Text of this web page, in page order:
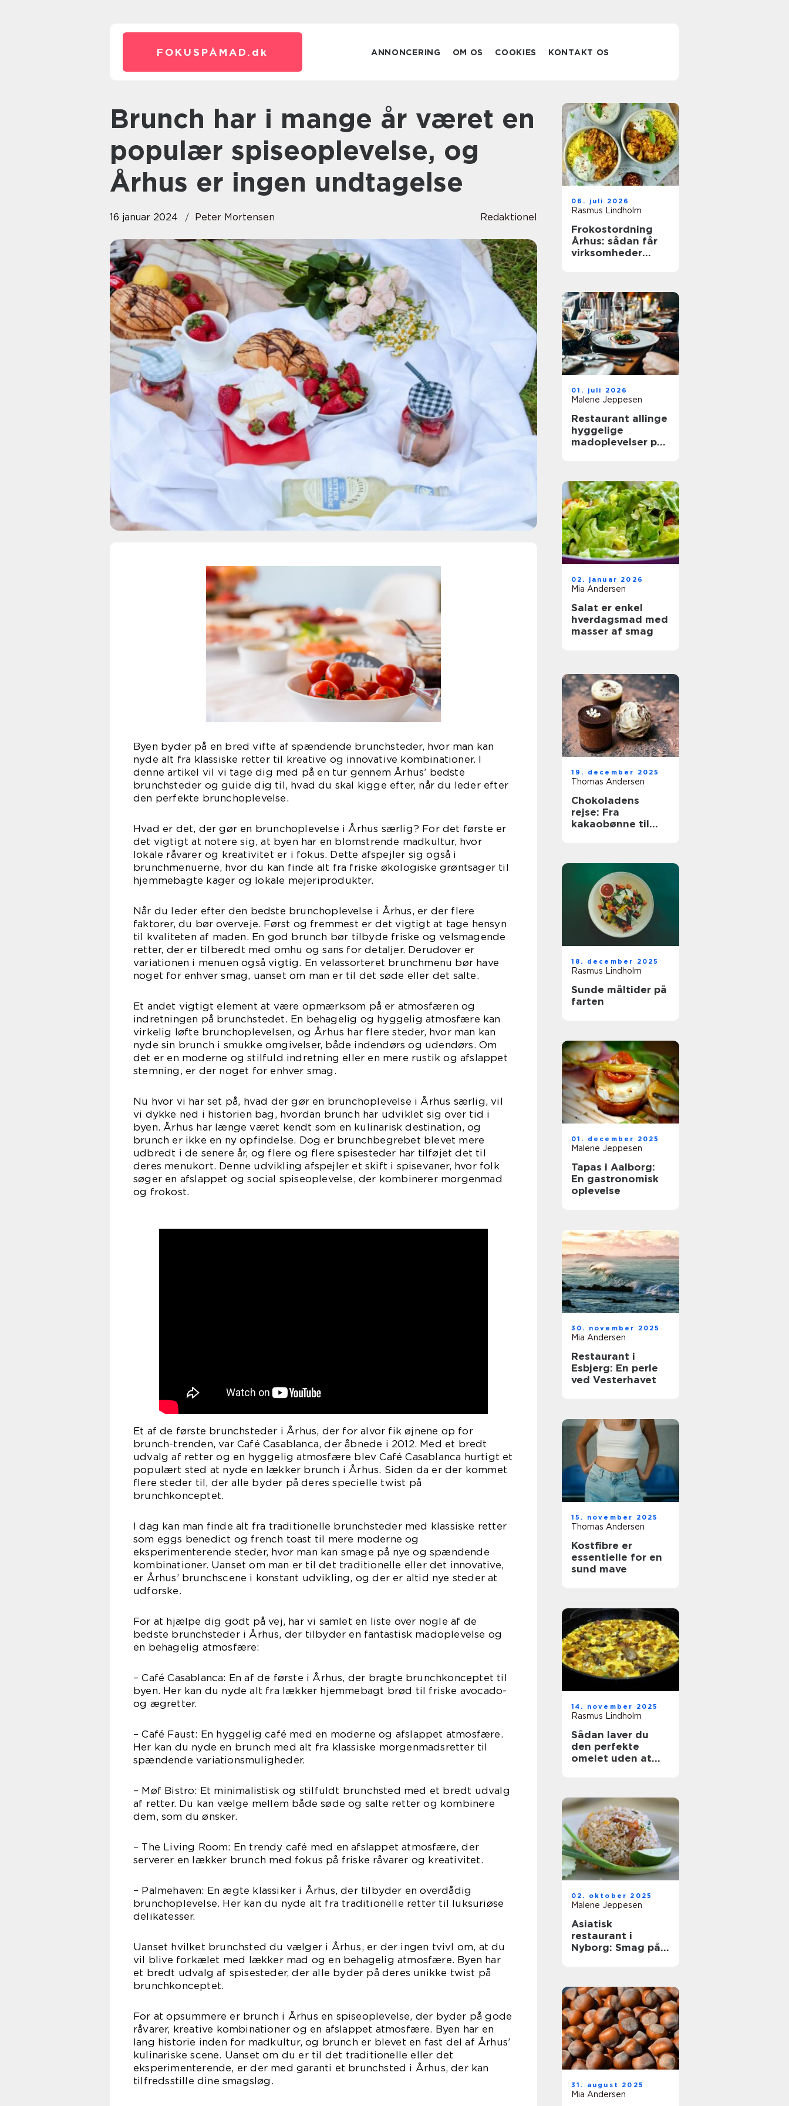
FOKUSPÅMAD. dk ANNONCERING OM OS COOKIES KONTAKT OS
Brunch har i mange år været en
populær spiseoplevelse, og
Århus er ingen undtagelse
16 januar 2024 Peter Mortensen Redaktionel
Byen byder på en bred vifte af spændende brunchsteder, hvor man kan
nyde alt fra klassiske retter til kreative og innovative kombinationer. I
denne artikel vil vi tage dig med på en tur gennem Århus’ bedste
brunchsteder og guide dig til, hvad du skal kigge efter, når du leder efter
den perfekte brunchoplevelse.
Hvad er det, der gør en brunchoplevelse i Århus særlig? For det første er
det vigtigt at notere sig, at byen har en blomstrende madkultur, hvor
lokale råvarer og kreativitet er i fokus. Dette afspejler sig også i
brunchmenuerne, hvor du kan finde alt fra friske økologiske grøntsager til
hjemmebagte kager og lokale mejeriprodukter.
Når du leder efter den bedste brunchoplevelse i Århus, er der flere
faktorer, du bør overveje. Først og fremmest er det vigtigt at tage hensyn
til kvaliteten af maden. En god brunch bør tilbyde friske og velsmagende
retter, der er tilberedt med omhu og sans for detaljer. Derudover er
variationen i menuen også vigtig. En velassorteret brunchmenu bør have
noget for enhver smag, uanset om man er til det søde eller det salte.
Et andet vigtigt element at være opmærksom på er atmosfæren og
indretningen på brunchstedet. En behagelig og hyggelig atmosfære kan
virkelig løfte brunchoplevelsen, og Århus har flere steder, hvor man kan
nyde sin brunch i smukke omgivelser, både indendørs og udendørs. Om
det er en moderne og stilfuld indretning eller en mere rustik og afslappet
stemning, er der noget for enhver smag.
Nu hvor vi har set på, hvad der gør en brunchoplevelse i Århus særlig, vil
vi dykke ned i historien bag, hvordan brunch har udviklet sig over tid i
byen. Århus har længe været kendt som en kulinarisk destination, og
brunch er ikke en ny opfindelse. Dog er brunchbegrebet blevet mere
udbredt i de senere år, og flere og flere spisesteder har tilføjet det til
deres menukort. Denne udvikling afspejler et skift i spisevaner, hvor folk
søger en afslappet og social spiseoplevelse, der kombinerer morgenmad
og frokost.
Et af de første brunchsteder i Århus, der for alvor fik øjnene op for
brunch-trenden, var Café Casablanca, der åbnede i 2012. Med et bredt
udvalg af retter og en hyggelig atmosfære blev Café Casablanca hurtigt et
populært sted at nyde en lækker brunch i Århus. Siden da er der kommet
flere steder til, der alle byder på deres specielle twist på
brunchkonceptet.
I dag kan man finde alt fra traditionelle brunchsteder med klassiske retter
som eggs benedict og french toast til mere moderne og
eksperimenterende steder, hvor man kan smage på nye og spændende
kombinationer. Uanset om man er til det traditionelle eller det innovative,
er Århus’ brunchscene i konstant udvikling, og der er altid nye steder at
udforske.
For at hjælpe dig godt på vej, har vi samlet en liste over nogle af de
bedste brunchsteder i Århus, der tilbyder en fantastisk madoplevelse og
en behagelig atmosfære:
– Café Casablanca: En af de første i Århus, der bragte brunchkonceptet til
byen. Her kan du nyde alt fra lækker hjemmebagt brød til friske avocado-
og ægretter.
– Café Faust: En hyggelig café med en moderne og afslappet atmosfære.
Her kan du nyde en brunch med alt fra klassiske morgenmadsretter til
spændende variationsmuligheder.
– Møf Bistro: Et minimalistisk og stilfuldt brunchsted med et bredt udvalg
af retter. Du kan vælge mellem både søde og salte retter og kombinere
dem, som du ønsker.
– The Living Room: En trendy café med en afslappet atmosfære, der
serverer en lækker brunch med fokus på friske råvarer og kreativitet.
– Palmehaven: En ægte klassiker i Århus, der tilbyder en overdådig
brunchoplevelse. Her kan du nyde alt fra traditionelle retter til luksuriøse
delikatesser.
Uanset hvilket brunchsted du vælger i Århus, er der ingen tvivl om, at du
vil blive forkælet med lækker mad og en behagelig atmosfære. Byen har
et bredt udvalg af spisesteder, der alle byder på deres unikke twist på
brunchkonceptet.
For at opsummere er brunch i Århus en spiseoplevelse, der byder på gode
råvarer, kreative kombinationer og en afslappet atmosfære. Byen har en
lang historie inden for madkultur, og brunch er blevet en fast del af Århus’
kulinariske scene. Uanset om du er til det traditionelle eller det
eksperimenterende, er der med garanti et brunchsted i Århus, der kan
tilfredsstille dine smagsløg.
06. juli 2026
Rasmus Lindholm
Frokostordning
Århus: sådan får
virksomheder
01. juli 2026
Malene Jeppesen
Restaurant allinge
hyggelige
madoplevelser på
02. januar 2026
Mia Andersen
Salat er enkel
hverdagsmad med
masser af smag
19. december 2025
Thomas Andersen
Chokoladens
rejse: Fra
kakaobønne til
18. december 2025
Rasmus Lindholm
Sunde måltider på
farten
01. december 2025
Malene Jeppesen
Tapas i Aalborg:
En gastronomisk
oplevelse
30. november 2025
Mia Andersen
Restaurant i
Esbjerg: En perle
ved Vesterhavet
15. november 2025
Thomas Andersen
Kostfibre er
essentielle for en
sund mave
14. november 2025
Rasmus Lindholm
Sådan laver du
den perfekte
omelet uden at
02. oktober 2025
Malene Jeppesen
Asiatisk
restaurant i
Nyborg: Smag på
31. august 2025
Mia Andersen